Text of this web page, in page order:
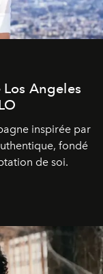
Angeles
inspirée par
fondé
de soi.